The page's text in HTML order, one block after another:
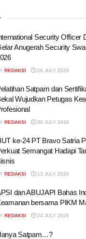
Security Officer
Anugerah Security
REDAKSI 26 JULY 2026
Satpam dan
Wujudkan Petugas
REDAKSI 30 JULY 2026
ke-24 PT Bravo Satria
Semangat Hadapi
REDAKSI 13 JULY 2026
dan ABUJAPI Bahas
bersama PIKM
REDAKSI 24 JULY 2026
Satpam…?